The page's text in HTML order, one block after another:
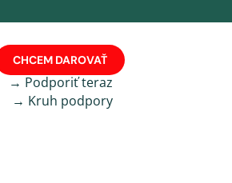
CHCEM DAROVAŤ
→ Podporiť teraz
→ Kruh podpory